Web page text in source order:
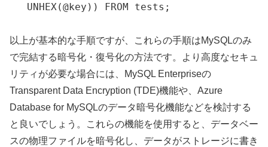
UNHEX(@key)) FROM tests;
以上が基本的な手順ですが、これらの手順はMySQLのみ
で完結する暗号化・復号化の方法です。より高度なセキュ
リティが必要な場合には、MySQL Enterpriseの
Transparent Data Encryption (TDE)機能や、Azure
Database for MySQLのデータ暗号化機能などを検討する
と良いでしょう。これらの機能を使用すると、データベー
スの物理ファイルを暗号化し、データがストレージに書き